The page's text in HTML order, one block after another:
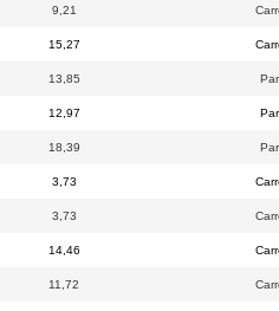
9,21
15,27
13,85
12,97
18,39
3,73
3,73
14,46
11,72